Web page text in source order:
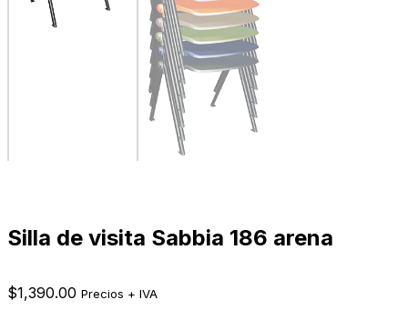
Silla de visita Sabbia 186 arena
$1,390.00 Precios + IVA